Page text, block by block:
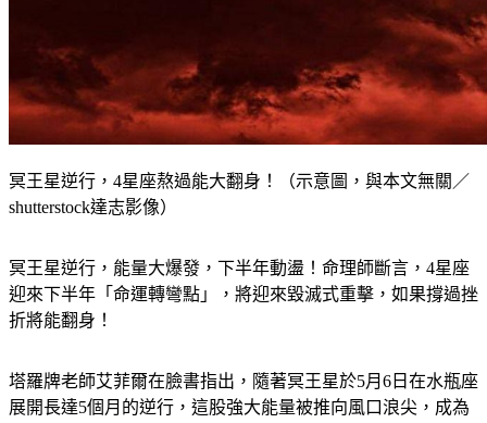
冥王星逆行，4星座熬過能大翻身！（示意圖，與本文無關／
shutterstock達志影像）
冥王星逆行，能量大爆發，下半年動盪！命理師斷言，4星座
迎來下半年「命運轉彎點」，將迎來毀滅式重擊，如果撐過挫
折將能翻身！
塔羅牌老師艾菲爾在臉書指出，隨著冥王星於5月6日在水瓶座
展開長達5個月的逆行，這股強大能量被推向風口浪尖，成為